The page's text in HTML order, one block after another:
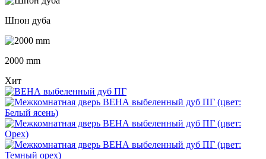
Шпон дуба
2000 mm
Хит